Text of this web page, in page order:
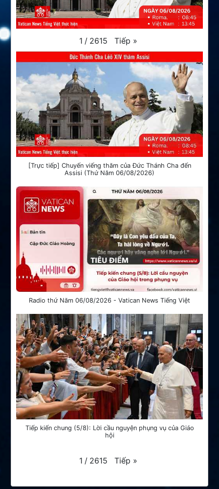
1 / 2615 Tiếp »
[Trực tiếp] Chuyến viếng thăm của Đức Thánh Cha đến
Assisi (Thứ Năm 06/08/2026)
Radio thứ Năm 06/08/2026 - Vatican News Tiếng Việt
Tiếp kiến chung (5/8): Lời cầu nguyện phụng vụ của Giáo
hội
1 / 2615 Tiếp »